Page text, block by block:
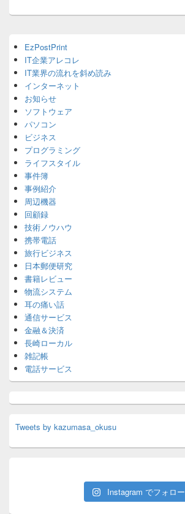
Sidebar
Widget
Area
EzPostPrint
IT企業アレコレ
IT業界の流れを斜め読み
インターネット
お知らせ
ソフトウェア
パソコン
ビジネス
プログラミング
ライフスタイル
事件簿
事例紹介
周辺機器
回顧録
技術ノウハウ
携帯電話
旅行ビジネス
日本郵便研究
書籍レビュー
物流システム
耳の痛い話
通信サービス
金融＆決済
長崎ローカル
雑記帳
電話サービス
Tweets by kazumasa_okusu
Instagram でフォロー